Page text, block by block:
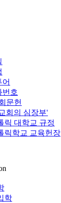
어
번호
문헌
회의 심장부'
릭 대학교 규정
릭학교 교육헌장
학